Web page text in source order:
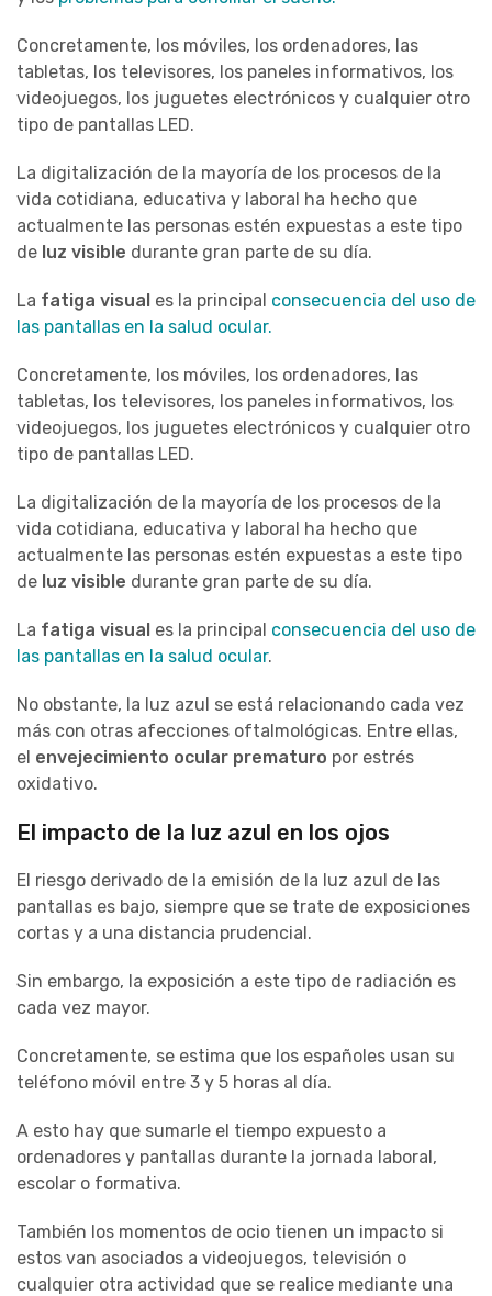
Concretamente, los móviles, los ordenadores, las
tabletas, los televisores, los paneles informativos, los
videojuegos, los juguetes electrónicos y cualquier otro
tipo de pantallas LED.
La digitalización de la mayoría de los procesos de la
vida cotidiana, educativa y laboral ha hecho que
actualmente las personas estén expuestas a este tipo
de luz visible durante gran parte de su día.
La fatiga visual es la principal consecuencia del uso de
las pantallas en la salud ocular.
Concretamente, los móviles, los ordenadores, las
tabletas, los televisores, los paneles informativos, los
videojuegos, los juguetes electrónicos y cualquier otro
tipo de pantallas LED.
La digitalización de la mayoría de los procesos de la
vida cotidiana, educativa y laboral ha hecho que
actualmente las personas estén expuestas a este tipo
de luz visible durante gran parte de su día.
La fatiga visual es la principal consecuencia del uso de
las pantallas en la salud ocular.
No obstante, la luz azul se está relacionando cada vez
más con otras afecciones oftalmológicas. Entre ellas,
el envejecimiento ocular prematuro por estrés
oxidativo.
El impacto de la luz azul en los ojos
El riesgo derivado de la emisión de la luz azul de las
pantallas es bajo, siempre que se trate de exposiciones
cortas y a una distancia prudencial.
Sin embargo, la exposición a este tipo de radiación es
cada vez mayor.
Concretamente, se estima que los españoles usan su
teléfono móvil entre 3 y 5 horas al día.
A esto hay que sumarle el tiempo expuesto a
ordenadores y pantallas durante la jornada laboral,
escolar o formativa.
También los momentos de ocio tienen un impacto si
estos van asociados a videojuegos, televisión o
cualquier otra actividad que se realice mediante una